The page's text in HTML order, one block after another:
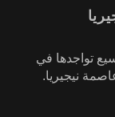
تواجدها في
نيجيريا.